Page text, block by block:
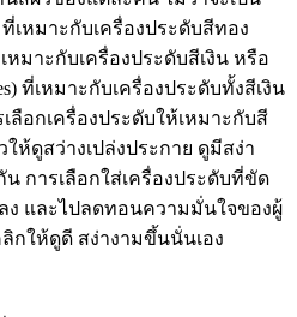
ที่เหมาะกับเครื่องประดับสีทอง
เหมาะกับเครื่องประดับสีเงิน หรือ
ที่เหมาะกับเครื่องประดับทั้งสีเงิน
อกเครื่องประดับให้เหมาะกับสี
ห้ดูสว่างเปล่งประกาย ดูมีสง่า
การเลือกใส่เครื่องประดับที่ขัด
ง และไปลดทอนความมั่นใจของผู้
กให้ดูดี สง่างามขึ้นนั่นเอง